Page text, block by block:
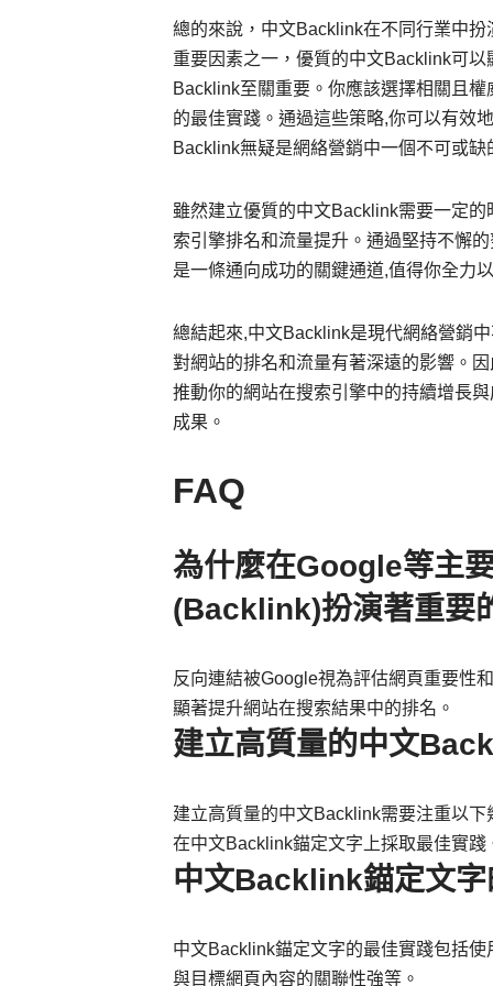
總的來說，中文Backlink在不同行業中
重要因素之一，優質的中文Backlink可
Backlink至關重要。你應該選擇相關且
的最佳實踐。通過這些策略,你可以有效
Backlink無疑是網絡營銷中一個不可或缺
雖然建立優質的中文Backlink需要一定
索引擎排名和流量提升。通過堅持不懈
是一條通向成功的關鍵通道,值得你全力
總結起來,中文Backlink是現代網絡營銷
對網站的排名和流量有著深遠的影響。
推動你的網站在搜索引擎中的持續增長
成果。
FAQ
為什麼在Google等主
(Backlink)扮演著重要
反向連結被Google視為評估網頁重要性
顯著提升網站在搜索結果中的排名。
建立高質量的中文
建立高質量的中文Backlink需要注重以
在中文Backlink錨定文字上採取最佳實踐
中文Backlink錨定文
中文Backlink錨定文字的最佳實踐包括
與目標網頁內容的關聯性強等。